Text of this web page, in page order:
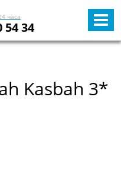
часа
54 34
Kasbah 3*